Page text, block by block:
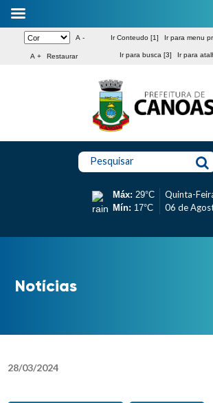
A -
A + Restaurar
Ir Conteudo [1] Ir para menu
Ir para busca [3] Ir para
Pesquisar
Máx: 29°C
Mín: 17°C
Quinta-
06 de
Notícias
28/03/2024